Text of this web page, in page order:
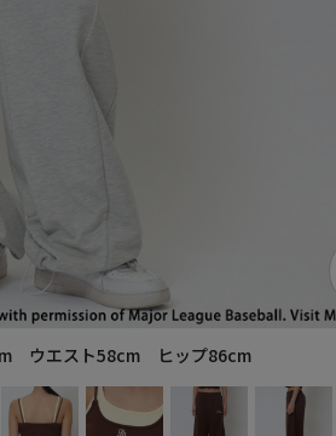
ウエスト58cm ヒップ86cm